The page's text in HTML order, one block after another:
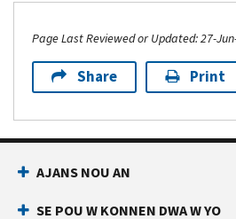
Page Last Reviewed or Updated: 27-
Share Print
Footer Navigation
AJANS NOU AN
SE POU W KONNEN DWA W YO